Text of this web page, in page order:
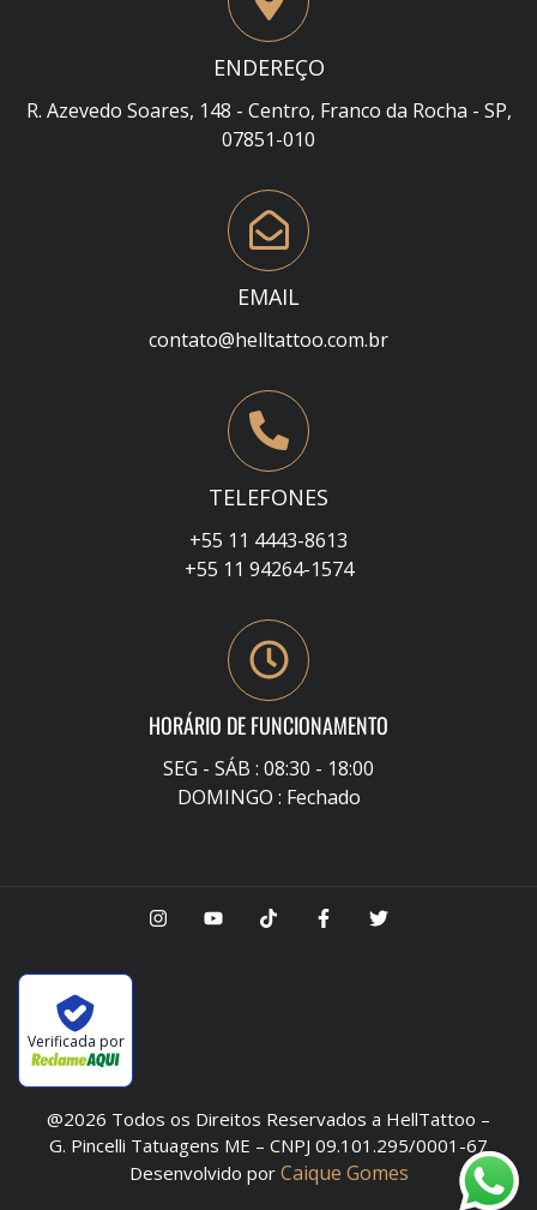
ENDEREÇO
R. Azevedo Soares, 148 - Centro, Franco da Rocha - SP,
07851-010
EMAIL
contato@helltattoo.com.br
TELEFONES
+55 11 4443-8613
+55 11 94264-1574
HORÁRIO DE FUNCIONAMENTO
SEG - SÁB : 08:30 - 18:00
DOMINGO : Fechado
Verificada por
@2026 Todos os Direitos Reservados a HellTattoo –
G. Pincelli Tatuagens ME – CNPJ 09.101.295/0001-67
Desenvolvido por Caique Gomes